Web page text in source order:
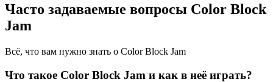
Часто задаваемые вопросы Color Block
Jam
Всё, что вам нужно знать о Color Block Jam
Что такое Color Block Jam и как в неё играть?